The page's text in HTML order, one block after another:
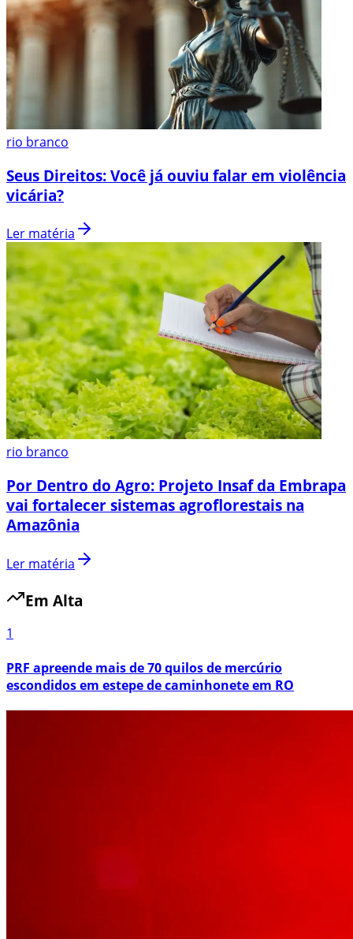
rio branco
Seus Direitos: Você já ouviu falar em violência
vicária?
Ler matéria
rio branco
Por Dentro do Agro: Projeto Insaf da Embrapa
vai fortalecer sistemas agroflorestais na
Amazônia
Ler matéria
Em Alta
1
PRF apreende mais de 70 quilos de mercúrio
escondidos em estepe de caminhonete em RO